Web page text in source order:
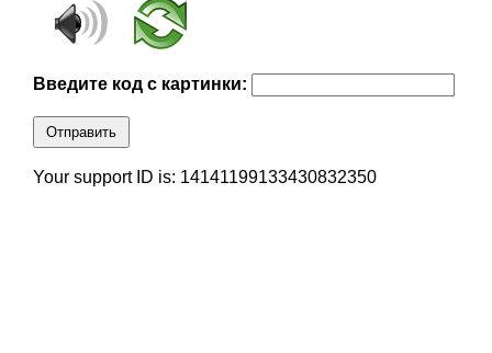
Введите код с картинки:
Отправить
Your support ID is: 14141199133430832350